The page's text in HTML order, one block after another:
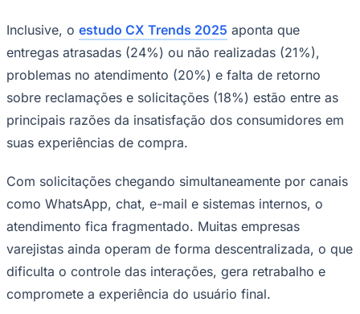
Inclusive, o estudo CX Trends 2025 aponta que
entregas atrasadas (24%) ou não realizadas (21%),
problemas no atendimento (20%) e falta de retorno
sobre reclamações e solicitações (18%) estão entre as
principais razões da insatisfação dos consumidores em
suas experiências de compra.
Com solicitações chegando simultaneamente por canais
como WhatsApp, chat, e-mail e sistemas internos, o
atendimento fica fragmentado. Muitas empresas
varejistas ainda operam de forma descentralizada, o que
dificulta o controle das interações, gera retrabalho e
compromete a experiência do usuário final.